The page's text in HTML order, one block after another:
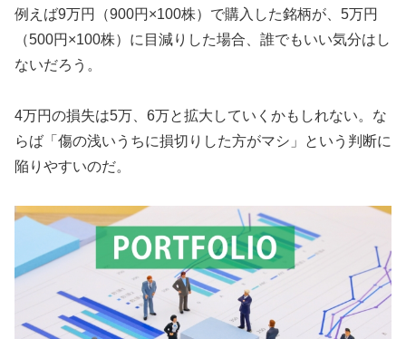
例えば9万円（900円×100株）で購入した銘柄が、5万円
（500円×100株）に目減りした場合、誰でもいい気分はし
ないだろう。
4万円の損失は5万、6万と拡大していくかもしれない。な
らば「傷の浅いうちに損切りした方がマシ」という判断に
陥りやすいのだ。